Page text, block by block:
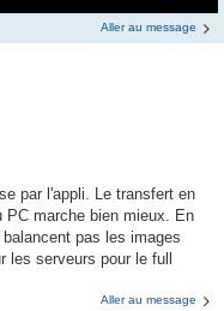
Aller au message
par l'appli. Le transfert en
marche bien mieux. En
pas les images
serveurs pour le full
Aller au message